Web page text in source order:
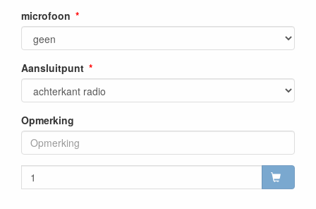
microfoon
Aansluitpunt
Opmerking